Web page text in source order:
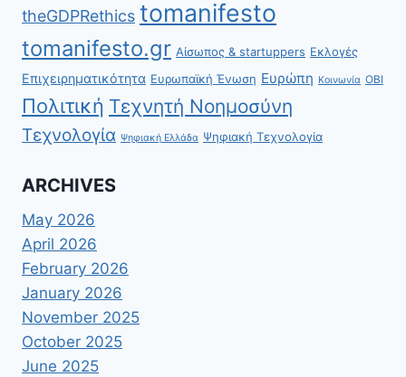
theGDPRethics tomanifesto
tomanifesto.gr Αίσωπος & startuppers Εκλογές
Επιχειρηματικότητα Ευρωπαϊκή Ένωση Ευρώπη Κοινωνία ΟΒΙ
Πολιτική Τεχνητή Νοημοσύνη
Τεχνολογία Ψηφιακή Ελλάδα Ψηφιακή Τεχνολογία
ARCHIVES
May 2026
April 2026
February 2026
January 2026
November 2025
October 2025
June 2025